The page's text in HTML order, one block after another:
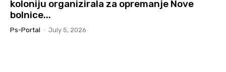
koloniju organizirala za opremanje Nove
bolnice...
Ps-Portal - July 5, 2026